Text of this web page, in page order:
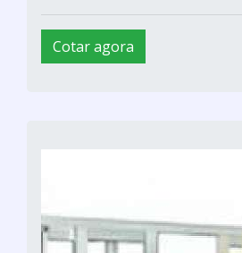
Cotar agora